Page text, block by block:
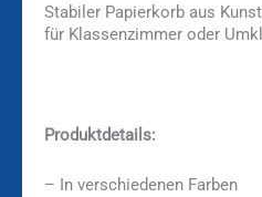
Stabiler Papierkorb aus
für Klassenzimmer oder
Produktdetails:
– In verschiedenen Farben